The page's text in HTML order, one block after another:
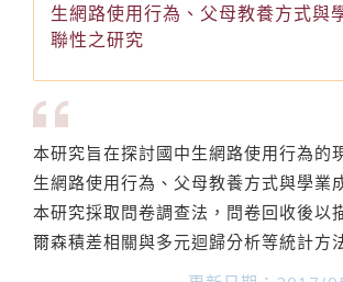
生網路使用行為、父母教養方式與
聯性之研究
本研究旨在探討國中生網路使用行為的
生網路使用行為、父母教養方式與學業
本研究採取問卷調查法，問卷回收後以
爾森積差相關與多元迴歸分析等統計方